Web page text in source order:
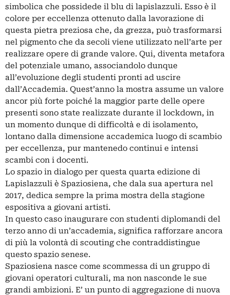
simbolica che possidede il blu di lapislazzuli. Esso è il
colore per eccellenza ottenuto dalla lavorazione di
questa pietra preziosa che, da grezza, può trasformarsi
nel pigmento che da secoli viene utilizzato nell’arte per
realizzare opere di grande valore. Qui, diventa metafora
del potenziale umano, associandolo dunque
all’evoluzione degli studenti pronti ad uscire
dall’Accademia. Quest’anno la mostra assume un valore
ancor più forte poiché la maggior parte delle opere
presenti sono state realizzate durante il lockdown, in
un momento dunque di difficoltà e di isolamento,
lontano dalla dimensione accademica luogo di scambio
per eccellenza, pur mantenedo continui e intensi
scambi con i docenti.
Lo spazio in dialogo per questa quarta edizione di
Lapislazzuli è Spaziosiena, che dala sua apertura nel
2017, dedica sempre la prima mostra della stagione
espositiva a giovani artisti.
In questo caso inaugurare con studenti diplomandi del
terzo anno di un’accademia, significa rafforzare ancora
di più la volontà di scouting che contraddistingue
questo spazio senese.
Spaziosiena nasce come scommessa di un gruppo di
giovani operatori culturali, ma non nasconde le sue
grandi ambizioni. E’ un punto di aggregazione di nuova